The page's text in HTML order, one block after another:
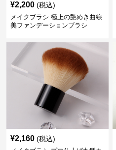
¥2,200 (税込)
メイクブラシ 極上の艶めき曲線
美ファンデーションブラシ
¥2,160 (税込)